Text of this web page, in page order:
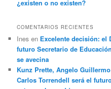
¿existen o no existen?
COMENTARIOS RECIENTES
Ines en Excelente decisión: el
futuro Secretario de
se avecina
Kunz Prette, Angelo Guillermo
Carlos Torrendell será el